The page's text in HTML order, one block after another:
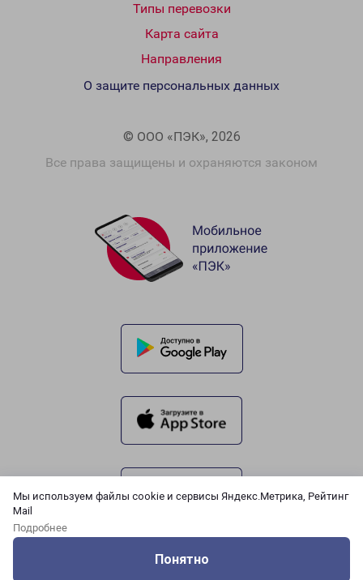
Мы используем файлы cookie и сервисы Яндекс.Метрика, Рейтинг
Mail
Подробнее
Понятно
Типы перевозки
Карта сайта
Направления
© ООО «ПЭК», 2026
Все права защищены и охраняются законом
О защите персональных данных